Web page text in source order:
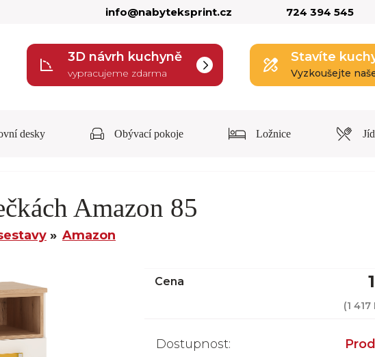
info@nabyteksprint.cz 724 394 545
3D návrh kuchyně
vypracujeme zdarma
Stavíte
Vyzkoušejte
desky Obývací pokoje Ložnice
Amazon 85
Amazon
Cena
(1 417
Dostupnost: